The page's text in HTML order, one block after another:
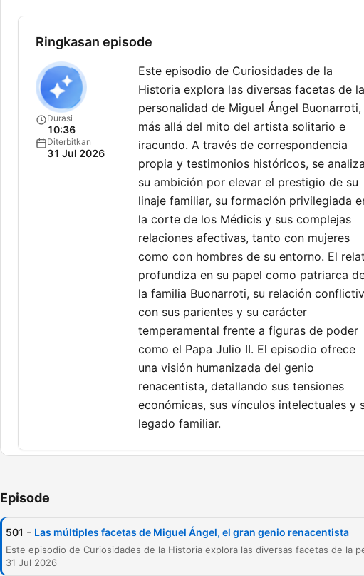
Edad Media? Estas y otras
podcast histórico.
Ringkasan episode
Durasi
10:36
Diterbitkan
31 Jul 2026
Este episodio de Curiosidades de la
Historia explora las diversas facetas de la
personalidad de Miguel Ángel Buonarroti,
más allá del mito del artista solitario e
iracundo. A través de correspondencia
propia y testimonios históricos, se analiza
su ambición por elevar el prestigio de su
linaje familiar, su formación privilegiada
la corte de los Médicis y sus complejas
relaciones afectivas, tanto con mujeres
como con hombres de su entorno. El
profundiza en su papel como patriarca
la familia Buonarroti, su relación
con sus parientes y su carácter
temperamental frente a figuras de poder
como el Papa Julio II. El episodio ofrece
una visión humanizada del genio
renacentista, detallando sus tensiones
económicas, sus vínculos intelectuales y
legado familiar.
00:01:31 Orígenes familiares y la construcción del linaje
00:02:36 Formación en la corte de los Médicis
Episode
501 - Las múltiples facetas de Miguel Ángel, el gran genio renacentista
31 Jul 2026